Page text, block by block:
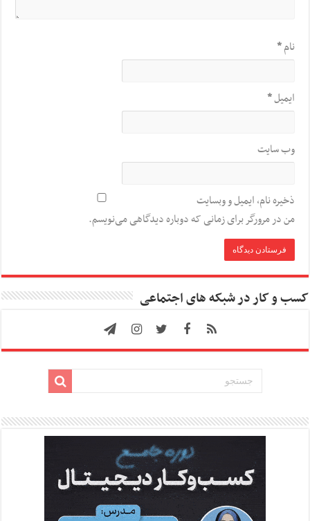
نام*
ایمیل*
وب‌ سایت
ذخیره نام، ایمیل و وبسایت
من در مرورگر برای زمانی که دوباره دیدگاهی می‌نویسم.
کسب و کار در شبکه های اجتماعی